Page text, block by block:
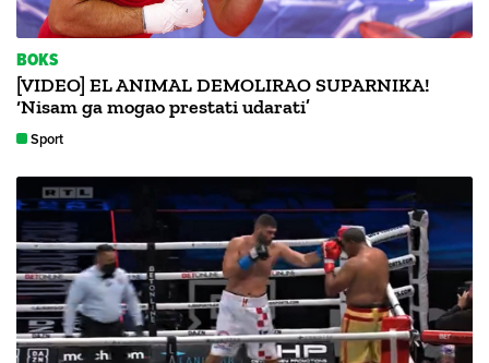
BOKS
[VIDEO] EL ANIMAL DEMOLIRAO SUPARNIKA!
‘Nisam ga mogao prestati udarati’
Sport